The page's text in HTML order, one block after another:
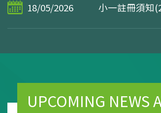
18/05/2026 小一註冊須知
UPCOMING NEWS